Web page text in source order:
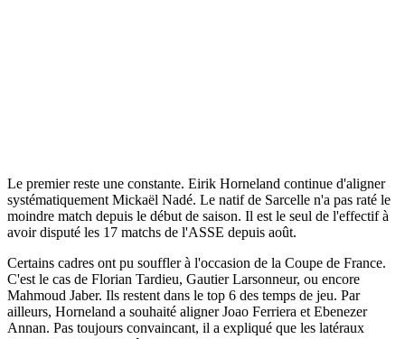
Le premier reste une constante. Eirik Horneland continue d'aligner
systématiquement Mickaël Nadé. Le natif de Sarcelle n'a pas raté le
moindre match depuis le début de saison. Il est le seul de l'effectif à
avoir disputé les 17 matchs de l'ASSE depuis août.
Certains cadres ont pu souffler à l'occasion de la Coupe de France.
C'est le cas de Florian Tardieu, Gautier Larsonneur, ou encore
Mahmoud Jaber. Ils restent dans le top 6 des temps de jeu. Par
ailleurs, Horneland a souhaité aligner Joao Ferriera et Ebenezer
Annan. Pas toujours convaincant, il a expliqué que les latéraux